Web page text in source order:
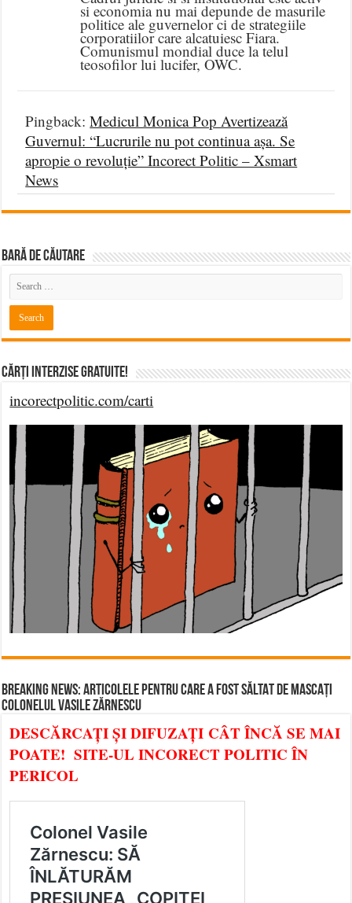
si economia nu mai depunde de masurile
politice ale guvernelor ci de strategiile
corporatiilor care alcatuiesc Fiara.
Comunismul mondial duce la telul
teosofilor lui lucifer, OWC.
Pingback:Medicul Monica Pop Avertizează
Guvernul: “Lucrurile nu pot continua așa. Se
apropie o revoluție” Incorect Politic – Xsmart
News
BARĂ DE CĂUTARE
Cărți Interzise Gratuite!
incorectpolitic.com/carti
BREAKING NEWS: ARTICOLELE PENTRU CARE A FOST SĂLTAT DE MASCAȚI
COLONELUL VASILE ZĂRNESCU
DESCĂRCAȚI ȘI DIFUZAȚI CÂT ÎNCĂ SE MAI
POATE! SITE-UL INCORECT POLITIC ÎN
PERICOL